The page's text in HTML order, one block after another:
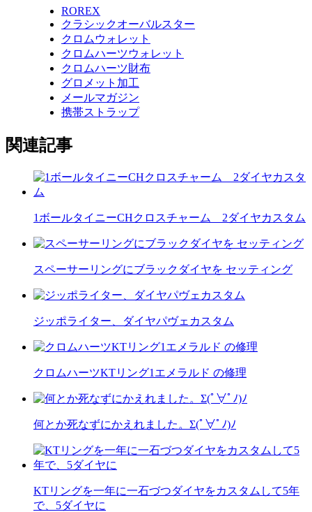
ROREX
クラシックオーバルスター
クロムウォレット
クロムハーツウォレット
クロムハーツ財布
グロメット加工
メールマガジン
携帯ストラップ
関連記事
1ボールタイニーCHクロスチャーム 2ダイヤカスタム
スペーサーリングにブラックダイヤを セッティング
ジッポライター、ダイヤパヴェカスタム
クロムハーツKTリング1エメラルド の修理
何とか死なずにかえれました。Σ(ﾟ∀ﾟﾉ)ﾉ
KTリングを一年に一石づつダイヤをカスタムして5年
で、5ダイヤに